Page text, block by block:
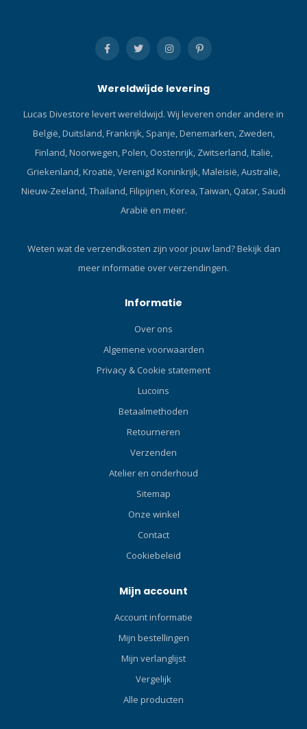
Wereldwijde levering
Lucas Divestore levert wereldwijd. Wij leveren onder andere in
België, Duitsland, Frankrijk, Spanje, Denemarken, Zweden,
Finland, Noorwegen, Polen, Oostenrijk, Zwitserland, Italië,
Griekenland, Kroatië, Verenigd Koninkrijk, Maleisië, Australië,
Nieuw-Zeeland, Thailand, Filipijnen, Korea, Taiwan, Qatar, Saudi
Arabië en meer.
Weten wat de verzendkosten zijn voor jouw land?Bekijk dan
meer informatie over verzendingen.
Informatie
Over ons
Algemene voorwaarden
Privacy & Cookie statement
Lucoins
Betaalmethoden
Retourneren
Verzenden
Atelier en onderhoud
Sitemap
Onze winkel
Contact
Cookiebeleid
Mijn account
Account informatie
Mijn bestellingen
Mijn verlanglijst
Vergelijk
Alle producten